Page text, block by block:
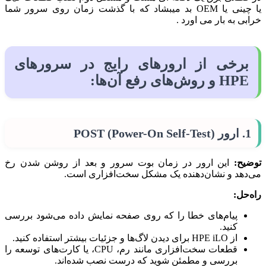
یا چینی یا OEM بد میب
شاد که با گذشت زمان روی سرور شما
خرابی به بار می اورد .
برخی از ارورهای رایج در سرورهای
HPE و روش‌های رفع آن‌ها:
1. ارور POST (Power-On Self-Test)
توضیح: این ارور در زمان بوت سرور و بعد از روشن شدن رخ
می‌دهد و نشان‌دهنده یک مشکل سخت‌افزاری است.
راه‌حل:
پیام‌های خطا را که روی صفحه نمایش داده می‌شود بررسی
کنید.
از HPE iLO برای دیدن لاگ‌ها و جزئیات بیشتر استفاده کنید.
قطعات سخت‌افزاری مانند رم، CPU، یا کارت‌های توسعه را
بررسی و مطمئن شوید که درست نصب شده‌اند.